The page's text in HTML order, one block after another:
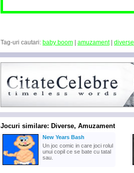
Tag-uri cautari: baby boom amuzament| diverse
Jocuri similare: Diverse, Amuzament
New Years Bash
Un joc comic in care joci rolul
unui copil ce se bate cu tatal
sau.